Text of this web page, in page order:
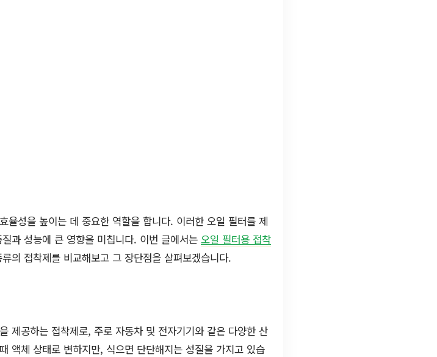
율성을 높이는 데 중요한 역할을 합니다. 이러한 오일 필터를 제
과 성능에 큰 영향을 미칩니다. 이번 글에서는 오일 필터용 접착
의 접착제를 비교해보고 그 장단점을 살펴보겠습니다.
제공하는 접착제로, 주로 자동차 및 전자기기와 같은 다양한 산
액체 상태로 변하지만, 식으면 단단해지는 성질을 가지고 있습